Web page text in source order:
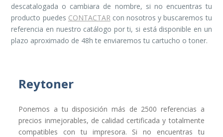
descatalogada o cambiara de nombre, si no encuentras tu
producto puedes CONTACTARcon nosotros y buscaremos tu
referencia en nuestro catálogo por ti, si está disponible en un
plazo aproximado de 48h te enviaremos tu cartucho o toner.
Reytoner
Ponemos a tu disposición más de 2500 referencias a
precios inmejorables, de calidad certificada y totalmente
compatibles con tu impresora. Si no encuentras tu